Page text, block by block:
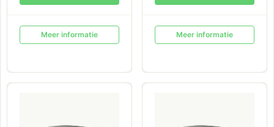
Meer informatie Meer informatie